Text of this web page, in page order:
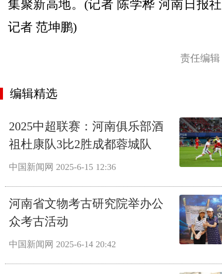
集聚新高地。(记者 陈学桦 河南日报
记者 范坤鹏)
责任编
编辑精选
2025中超联赛：河南俱乐部酒
祖杜康队3比2胜成都蓉城队
中国新闻网 2025-6-15 12:36
河南省文物考古研究院举办公
众考古活动
中国新闻网 2025-6-14 20:42